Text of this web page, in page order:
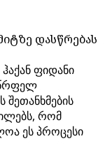
დასწრებას
ფიდანი
შეთანხმების
რომ
ეს პროცესი